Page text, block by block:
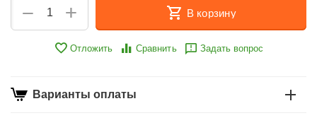
+
− В корзину
Отложить Сравнить Задать вопрос
Варианты оплаты